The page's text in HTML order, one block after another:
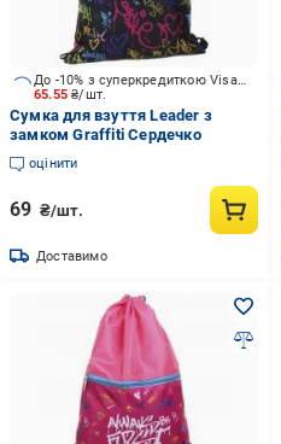
65.55₴/шт.
До -10% з суперкредиткою Visa Вигода
Сумка для взуття Leader з
замком Graffiti Сердечко
оцінити
69 ₴/шт.
Доставимо